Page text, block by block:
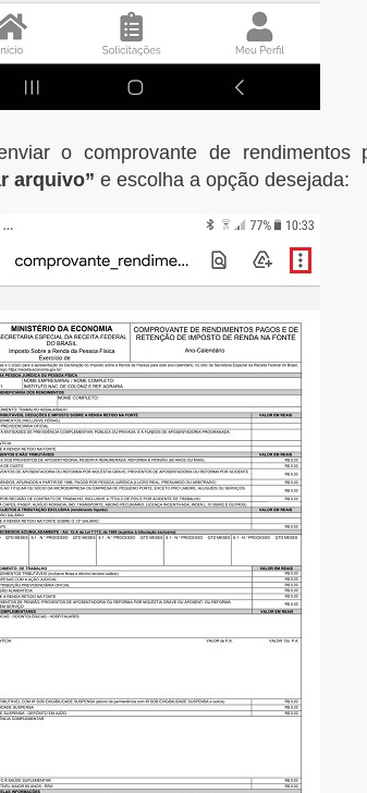
o comprovante de
arquivo” e escolha a opção desejada: